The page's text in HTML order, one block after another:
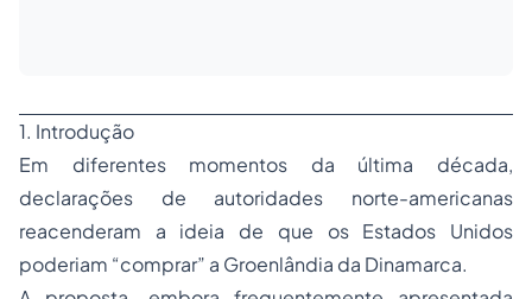
1. Introdução
Em diferentes momentos da última década,
declarações de autoridades norte-americanas
reacenderam a ideia de que os Estados Unidos
poderiam “comprar” a Groenlândia da Dinamarca.